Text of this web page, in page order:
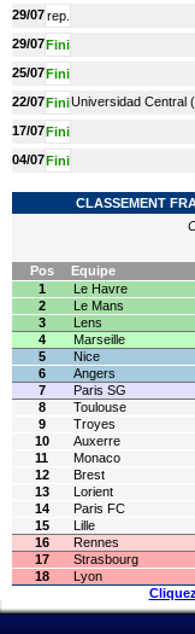
29/07rep.
29/07 Fini
25/07 Fini
22/07 FiniUniversidad Central
17/07 Fini
04/07 Fini
CLASSEMENT
Pos Equipe
1
Le Havre
2
Le Mans
3
Lens
4
Marseille
5
Nice
6
Angers
7
Paris SG
8
Toulouse
9
Troyes
10
Auxerre
11
Monaco
12
Brest
13
Lorient
14
Paris FC
15
Lille
16
Rennes
17
Strasbourg
18
Lyon